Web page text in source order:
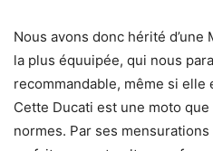
Nous avons donc hérité
la plus équuipée, qui nous
recommandable, même si elle
Cette Ducati est une moto
normes. Par ses